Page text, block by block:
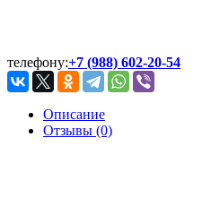
телефону:+7 (988) 602-20-54
Описание
Отзывы (0)